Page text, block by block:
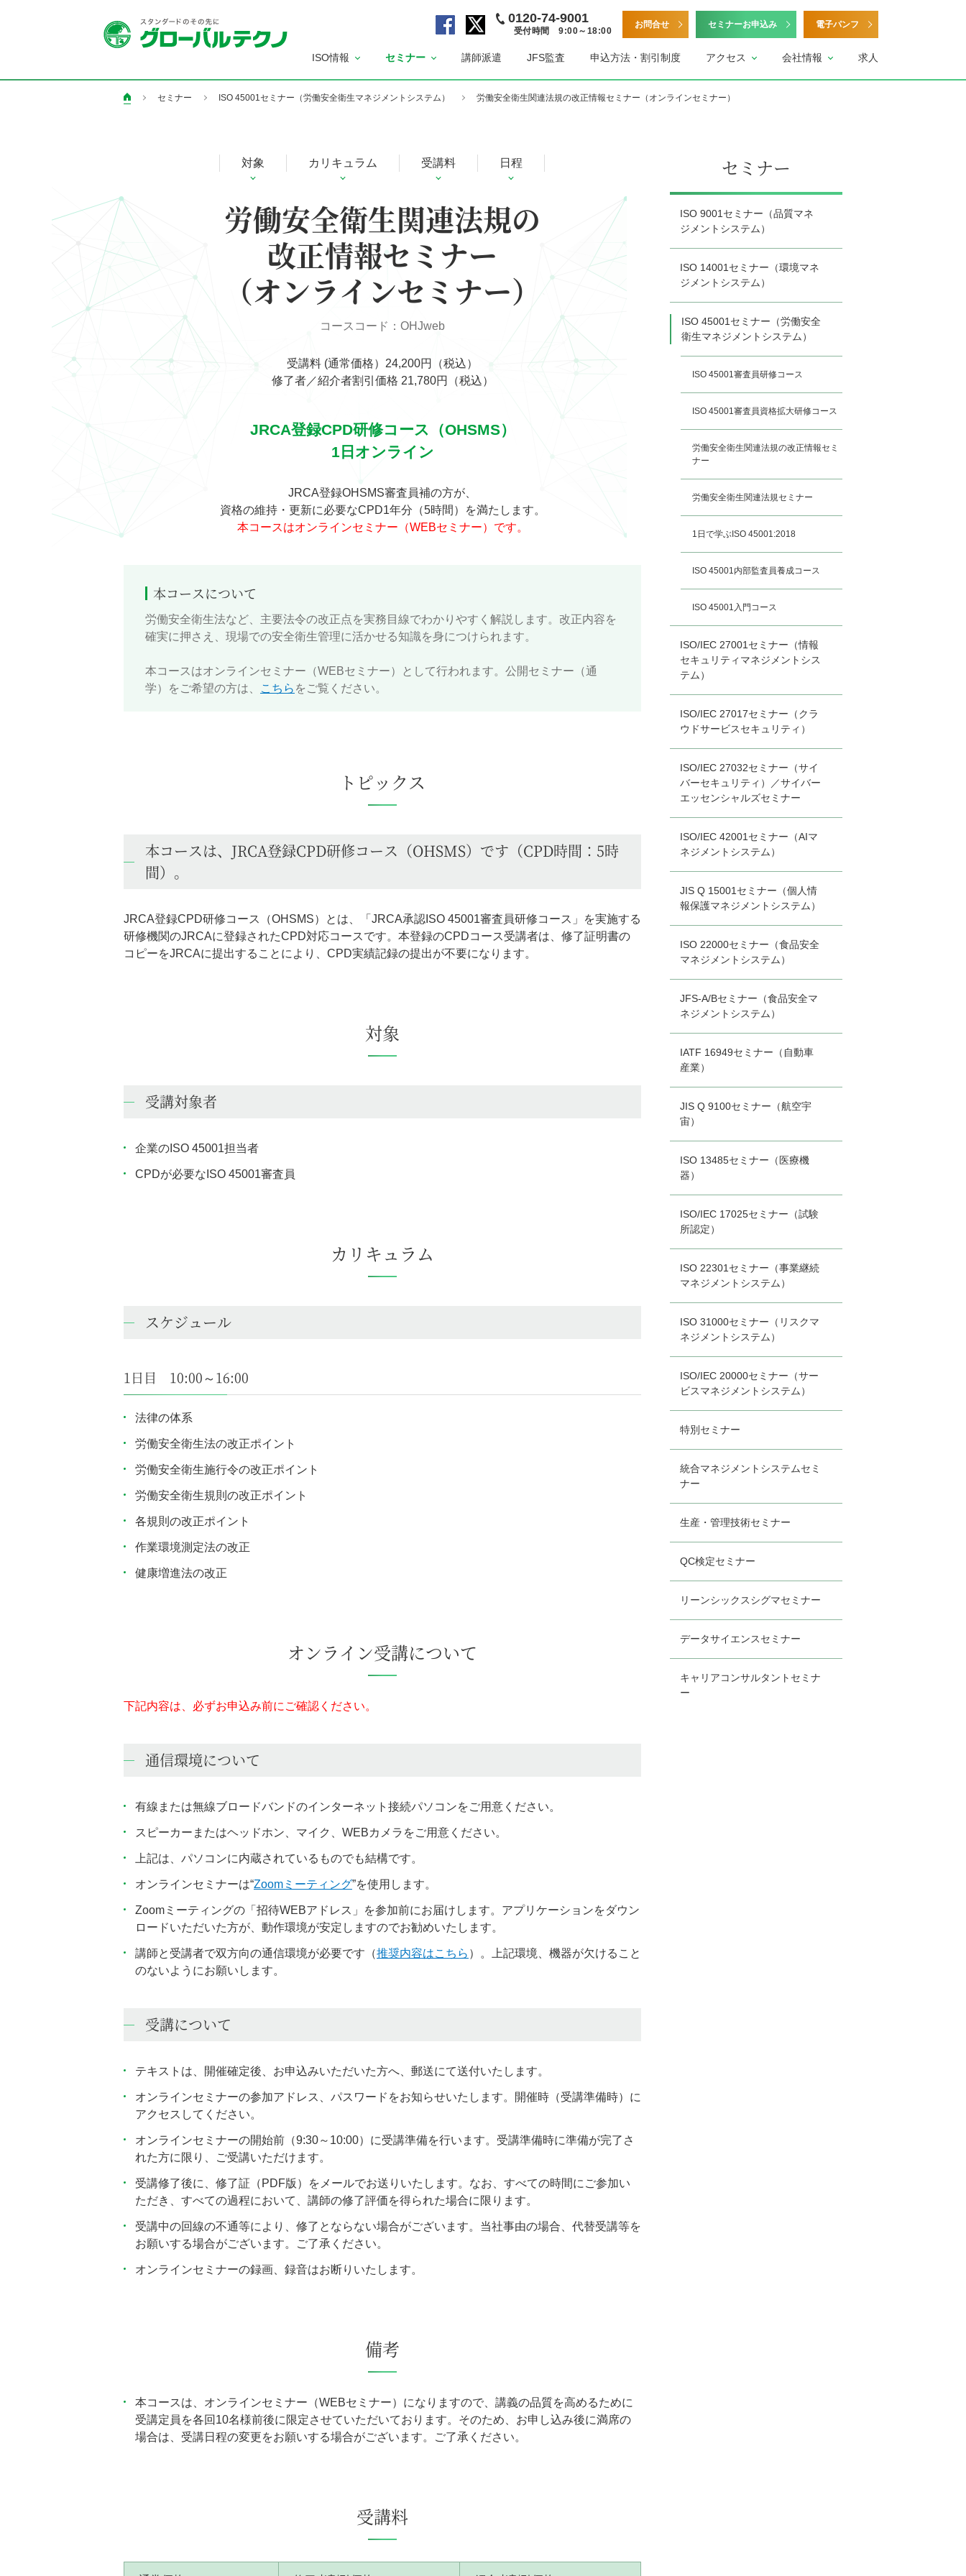
式
F
a
o
o
ペ
ー
ジ
式
X
ペ
0120-74-9001
受付時間 9:00～18:00
お問合せ セミナーお申込み 電子パンフ
ISO情報 セミナー 講師派遣 JFS監査 申込方法・割引制度 アクセス 会社情報 求人
セミナー ISO 45001セミナー（労働安全衛生マネジメントシステム） 労働安全衛生関連法規の改正情報セミナー（オンラインセミナー）
対象 カリキュラム 受講料 日程
労働安全衛生関連法規の
改正情報セミナー
（オンラインセミナー）
コースコード：OHJweb
受講料 (通常価格）24,200円（税込）
修了者／紹介者割引価格 21,780円（税込）
JRCA登録CPD研修コース（OHSMS）
1日オンライン
JRCA登録OHSMS審査員補の方が、
資格の維持・更新に必要なCPD1年分（5時間）を満たします。
本コースはオンラインセミナー（WEBセミナー）です。
本コースについて
労働安全衛生法など、主要法令の改正点を実務目線でわかりやすく解説します。改正内容を
確実に押さえ、現場での安全衛生管理に活かせる知識を身につけられます。
本コースはオンラインセミナー（WEBセミナー）として行われます。公開セミナー（通
学）をご希望の方は、
こちら をご覧ください。
トピックス
本コースは、JRCA登録CPD研修コース（OHSMS）です（CPD時間：5時
間）。
JRCA登録CPD研修コース（OHSMS）とは、「JRCA承認ISO 45001審査員研修コース」を実施する
研修機関のJRCAに登録されたCPD対応コースです。本登録のCPDコース受講者は、修了証明書の
コピーをJRCAに提出することにより、CPD実績記録の提出が不要になります。
対象
受講対象者
企業のISO 45001担当者
CPDが必要なISO 45001審査員
カリキュラム
スケジュール
1日目 10:00～16:00
法律の体系
労働安全衛生法の改正ポイント
労働安全衛生施行令の改正ポイント
労働安全衛生規則の改正ポイント
各規則の改正ポイント
作業環境測定法の改正
健康増進法の改正
オンライン受講について
下記内容は、必ずお申込み前にご確認ください。
通信環境について
有線または無線ブロードバンドのインターネット接続パソコンをご用意ください。
スピーカーまたはヘッドホン、マイク、WEBカメラをご用意ください。
上記は、パソコンに内蔵されているものでも結構です。
オンラインセミナーは“Zoomミーティング”を使用します。
Zoomミーティングの「招待WEBアドレス」を参加前にお届けします。アプリケーションをダウン
ロードいただいた方が、動作環境が安定しますのでお勧めいたします。
講師と受講者で双方向の通信環境が必要です（推奨内容はこちら ）。上記環境、機器が欠けること
のないようにお願いします。
受講について
テキストは、開催確定後、お申込みいただいた方へ、郵送にて送付いたします。
オンラインセミナーの参加アドレス、パスワードをお知らせいたします。開催時（受講準備時）に
アクセスしてください。
オンラインセミナーの開始前（9:30～10:00）に受講準備を行います。受講準備時に準備が完了さ
れた方に限り、ご受講いただけます。
受講修了後に、修了証（PDF版）をメールでお送りいたします。なお、すべての時間にご参加い
ただき、すべての過程において、講師の修了評価を得られた場合に限ります。
受講中の回線の不通等により、修了とならない場合がございます。当社事由の場合、代替受講等を
お願いする場合がございます。ご了承ください。
オンラインセミナーの録画、録音はお断りいたします。
備考
本コースは、オンラインセミナー（WEBセミナー）になりますので、講義の品質を高めるために
受講定員を各回10名様前後に限定させていただいております。そのため、お申し込み後に満席の
場合は、受講日程の変更をお願いする場合がございます。ご了承ください。
受講料
セミナー
ISO 9001セミナー（品質マネ
ジメントシステム）
ISO 14001セミナー（環境マネ
ジメントシステム）
ISO 45001セミナー（労働安全
衛生マネジメントシステム）
ISO 45001審査員研修コース
ISO 45001審査員資格拡大研修コース
労働安全衛生関連法規の改正情報セミ
ナー
労働安全衛生関連法規セミナー
1日で学ぶISO 45001:2018
ISO 45001内部監査員養成コース
ISO 45001入門コース
ISO/IEC 27001セミナー（情報
セキュリティマネジメントシス
テム）
ISO/IEC 27017セミナー（クラ
ウドサービスセキュリティ）
ISO/IEC 27032セミナー（サイ
バーセキュリティ）／サイバー
エッセンシャルズセミナー
ISO/IEC 42001セミナー（AIマ
ネジメントシステム）
JIS Q 15001セミナー（個人情
報保護マネジメントシステム）
ISO 22000セミナー（食品安全
マネジメントシステム）
JFS-A/Bセミナー（食品安全マ
ネジメントシステム）
IATF 16949セミナー（自動車
産業）
JIS Q 9100セミナー（航空宇
宙）
ISO 13485セミナー（医療機
器）
ISO/IEC 17025セミナー（試験
所認定）
ISO 22301セミナー（事業継続
マネジメントシステム）
ISO 31000セミナー（リスクマ
ネジメントシステム）
ISO/IEC 20000セミナー（サー
ビスマネジメントシステム）
特別セミナー
統合マネジメントシステムセミ
ナー
生産・管理技術セミナー
QC検定セミナー
リーンシックスシグマセミナー
データサイエンスセミナー
キャリアコンサルタントセミナ
ー